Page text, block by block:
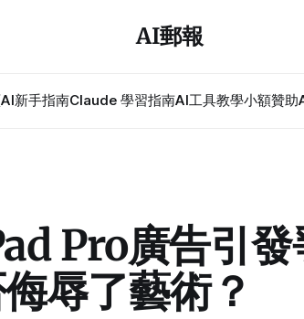
AI郵報
AI新手指南Claude 學習指南AI工具教學小額贊助
Pro廣告引
辱了藝術？